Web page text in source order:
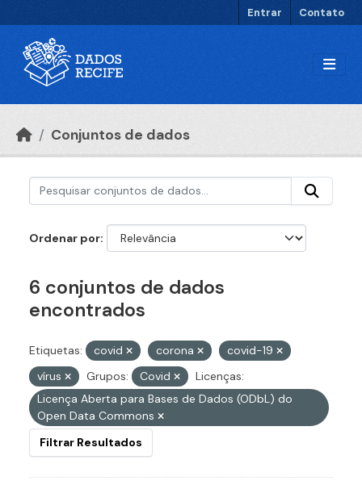
Entrar Contato
Conjuntos de dados
Ordenar por
6 conjuntos de dados
encontrados
Etiquetas: covid corona
covid-19
vírus
Grupos: Covid
Licenças:
Licença Aberta para Bases de Dados (ODbL) do
Open Data Commons
Filtrar Resultados